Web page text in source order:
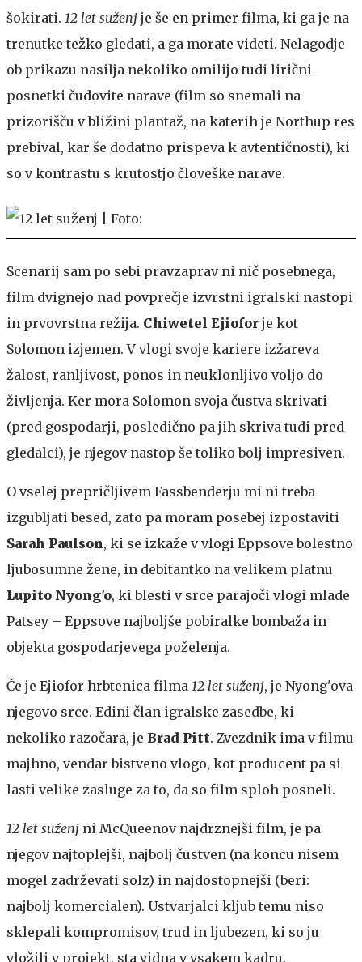
šokirati. 12 let suženj je še en primer filma, ki ga je na
trenutke težko gledati, a ga morate videti. Nelagodje
ob prikazu nasilja nekoliko omilijo tudi lirični
posnetki čudovite narave (film so snemali na
prizorišču v bližini plantaž, na katerih je Northup res
prebival, kar še dodatno prispeva k avtentičnosti), ki
so v kontrastu s krutostjo človeške narave.
Scenarij sam po sebi pravzaprav ni nič posebnega,
film dvignejo nad povprečje izvrstni igralski nastopi
in prvovrstna režija. Chiwetel Ejiofor je kot
Solomon izjemen. V vlogi svoje kariere izžareva
žalost, ranljivost, ponos in neuklonljivo voljo do
življenja. Ker mora Solomon svoja čustva skrivati
(pred gospodarji, posledično pa jih skriva tudi pred
gledalci), je njegov nastop še toliko bolj impresiven.
O vselej prepričljivem Fassbenderju mi ni treba
izgubljati besed, zato pa moram posebej izpostaviti
Sarah Paulson, ki se izkaže v vlogi Eppsove bolestno
ljubosumne žene, in debitantko na velikem platnu
Lupito Nyong'o, ki blesti v srce parajoči vlogi mlade
Patsey – Eppsove najboljše pobiralke bombaža in
objekta gospodarjevega poželenja.
Če je Ejiofor hrbtenica filma 12 let suženj, je Nyong'ova
njegovo srce. Edini član igralske zasedbe, ki
nekoliko razočara, je Brad Pitt. Zvezdnik ima v filmu
majhno, vendar bistveno vlogo, kot producent pa si
lasti velike zasluge za to, da so film sploh posneli.
12 let suženj ni McQueenov najdrznejši film, je pa
njegov najtoplejši, najbolj čustven (na koncu nisem
mogel zadrževati solz) in najdostopnejši (beri:
najbolj komercialen). Ustvarjalci kljub temu niso
sklepali kompromisov, trud in ljubezen, ki so ju
vložili v projekt, sta vidna v vsakem kadru.